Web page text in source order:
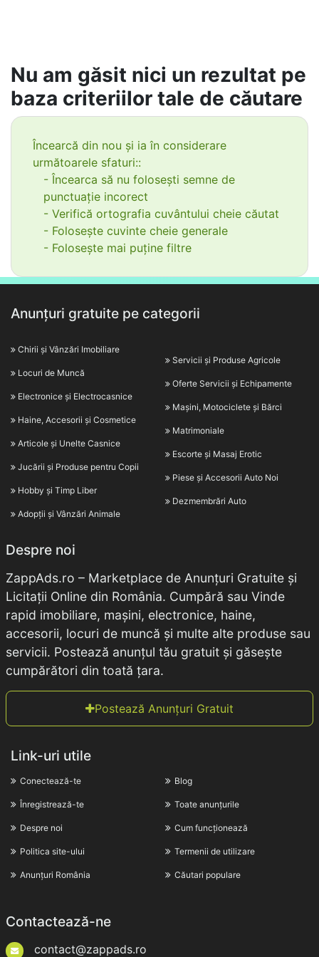
Nu am găsit nici un rezultat pe
baza criteriilor tale de căutare
Încearcă din nou și ia în considerare
următoarele sfaturi::
- Încearca să nu folosești semne de
punctuație incorect
- Verifică ortografia cuvântului cheie căutat
- Folosește cuvinte cheie generale
- Folosește mai puține filtre
Anunțuri gratuite pe categorii
Chirii și Vânzări Imobiliare
Locuri de Muncă
Electronice și Electrocasnice
Haine, Accesorii și Cosmetice
Articole și Unelte Casnice
Jucării și Produse pentru Copii
Hobby și Timp Liber
Adopții și Vânzări Animale
Servicii și Produse Agricole
Oferte Servicii și Echipamente
Mașini, Motociclete și Bărci
Matrimoniale
Escorte și Masaj Erotic
Piese și Accesorii Auto Noi
Dezmembrări Auto
Despre noi
ZappAds.ro – Marketplace de Anunțuri Gratuite și
Licitații Online din România. Cumpără sau Vinde
rapid imobiliare, mașini, electronice, haine,
accesorii, locuri de muncă și multe alte produse sau
servicii. Postează anunțul tău gratuit și găsește
cumpărători din toată țara.
Postează Anunțuri Gratuit
Link-uri utile
Conectează-te
Înregistrează-te
Despre noi
Politica site-ului
Anunțuri România
Blog
Toate anunțurile
Cum funcționează
Termenii de utilizare
Căutari populare
Contactează-ne
contact@zappads.ro